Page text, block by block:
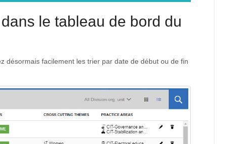
le tableau de bord du
désormais facilement les trier par date de début ou de fin